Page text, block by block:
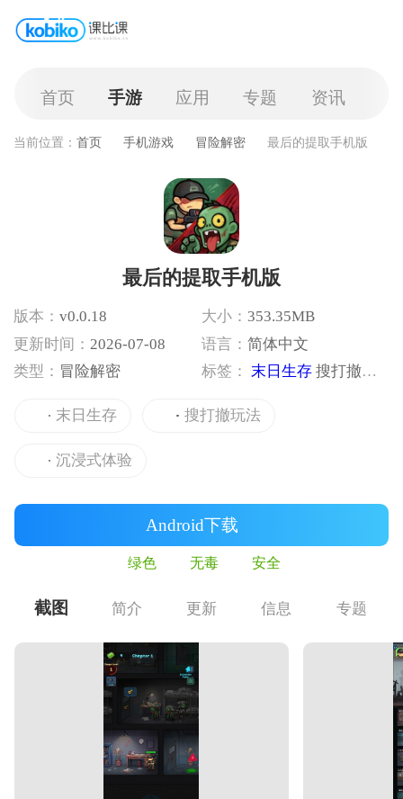
首页 手游 应用 专题 资讯
当前位置： 首页 手机游戏 冒险解密 最后的提取手机版
最后的提取手机版
版本： v0.0.18 大小： 353.35MB
更新时间： 2026-07-08 语言： 简体中文
类型： 冒险解密 标签： 末日生存 搜打撤玩法
末日生存 搜打撤玩法
沉浸式体验
Android下载
绿色 无毒 安全
截图 简介 更新 信息 专题